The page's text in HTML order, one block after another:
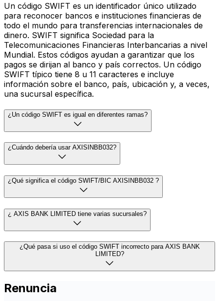
Un código SWIFT es un identificador único utilizado
para reconocer bancos e instituciones financieras de
todo el mundo para transferencias internacionales de
dinero. SWIFT significa Sociedad para la
Telecomunicaciones Financieras Interbancarias a nivel
Mundial. Estos códigos ayudan a garantizar que los
pagos se dirijan al banco y país correctos. Un código
SWIFT típico tiene 8 u 11 caracteres e incluye
información sobre el banco, país, ubicación y, a veces,
una sucursal específica.
¿Un código SWIFT es igual en diferentes ramas?
¿Cuándo debería usar AXISINBB032?
¿Qué significa el código SWIFT/BIC AXISINBB032 ?
¿ AXIS BANK LIMITED tiene varias sucursales?
¿Qué pasa si uso el código SWIFT incorrecto para AXIS BANK
LIMITED?
Renuncia